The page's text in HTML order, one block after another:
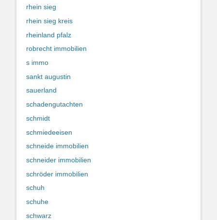
rhein sieg
rhein sieg kreis
rheinland pfalz
robrecht immobilien
s immo
sankt augustin
sauerland
schadengutachten
schmidt
schmiedeeisen
schneide immobilien
schneider immobilien
schröder immobilien
schuh
schuhe
schwarz